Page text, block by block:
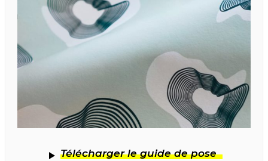
Télécharger le guide de pose